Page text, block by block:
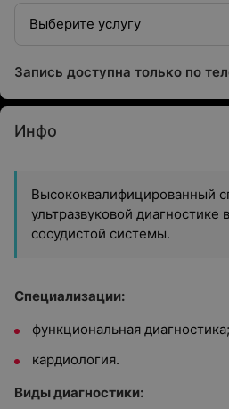
Выберите услугу
Запись доступна только по
Инфо
Высококвалифицированный
ультразвуковой диагностике
сосудистой системы.
Специализации:
функциональная диагностика;
кардиология.
Виды диагностики: